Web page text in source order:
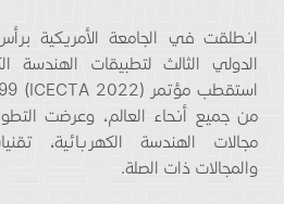
انطلقت في الجامعة الأمريكية
الدولي الثالث لتطبيقات الهندسة
من جميع أنحاء العالم، وعرضت
مجالات الهندسة الكهربائية،
والمجالات ذات الصلة.